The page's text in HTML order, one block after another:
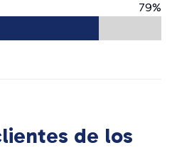
79%
de los